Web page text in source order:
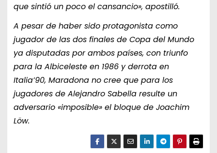
que sintió un poco el cansancio», apostilló.
A pesar de haber sido protagonista como
jugador de las dos finales de Copa del Mundo
ya disputadas por ambos países, con triunfo
para la Albiceleste en 1986 y derrota en
Italia’90, Maradona no cree que para los
jugadores de Alejandro Sabella resulte un
adversario «imposible» el bloque de Joachim
Löw.